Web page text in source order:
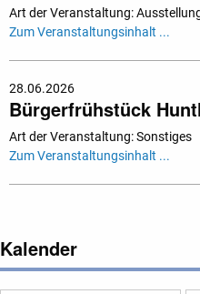
Art der Veranstaltung:
Zum Veranstaltungsinhalt ...
28.06.2026
Bürgerfrühstück
Art der Veranstaltung: Sonstiges
Zum Veranstaltungsinhalt ...
Kalender